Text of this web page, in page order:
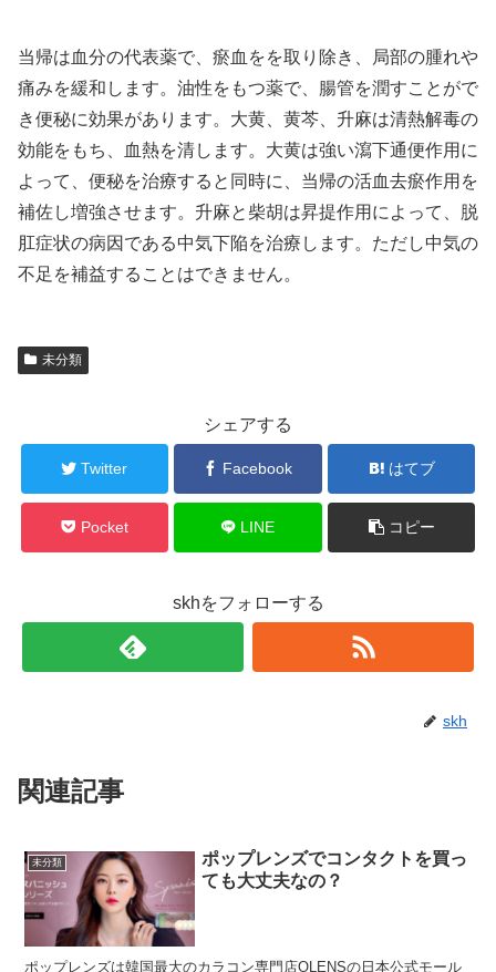
当帰は血分の代表薬で、瘀血をを取り除き、局部の腫れや
痛みを緩和します。油性をもつ薬で、腸管を潤すことがで
き便秘に効果があります。大黄、黄芩、升麻は清熱解毒の
効能をもち、血熱を清します。大黄は強い瀉下通便作用に
よって、便秘を治療すると同時に、当帰の活血去瘀作用を
補佐し増強させます。升麻と柴胡は昇提作用によって、脱
肛症状の病因である中気下陥を治療します。ただし中気の
不足を補益することはできません。
未分類
シェアする
Twitter Facebook はてブ
Pocket LINE コピー
skhをフォローする
skh
関連記事
未分類
ポップレンズでコンタクトを買っ
ても大丈夫なの？
ポップレンズは韓国最大のカラコン専門店OLENSの日本公式モール